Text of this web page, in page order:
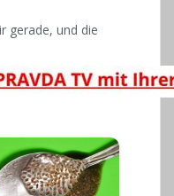
gerade, und die